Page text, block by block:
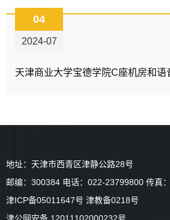
04
2024-07
地址：天津市西青区津静公路28号
邮编：300384 电话：022-23799800 传真
津ICP备05011647号 津教备0218号